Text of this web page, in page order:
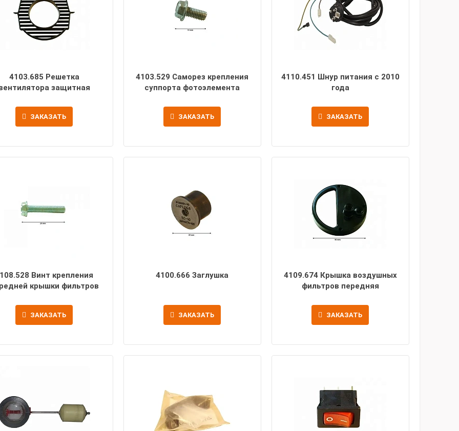
4103.685 Решетка
защитная
ЗАКАЗАТЬ
4103.529 Саморез крепления
суппорта фотоэлемента
ЗАКАЗАТЬ
4110.451 Шнур питания с 2010
года
ЗАКАЗАТЬ
Винт крепления
крышки фильтров
ЗАКАЗАТЬ
4100.666 Заглушка
ЗАКАЗАТЬ
4109.674 Крышка воздушных
фильтров передняя
ЗАКАЗАТЬ